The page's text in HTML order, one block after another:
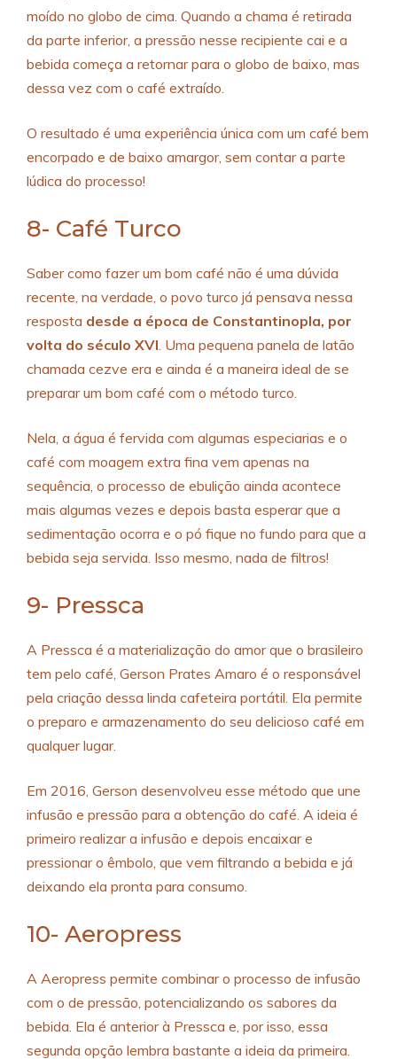
moído no globo de cima. Quando a chama é retirada
da parte inferior, a pressão nesse recipiente cai e a
bebida começa a retornar para o globo de baixo, mas
dessa vez com o café extraído.
O resultado é uma experiência única com um café bem
encorpado e de baixo amargor, sem contar a parte
lúdica do processo!
8- Café Turco
Saber como fazer um bom café não é uma dúvida
recente, na verdade, o povo turco já pensava nessa
resposta desde a época de Constantinopla, por
volta do século XVI. Uma pequena panela de latão
chamada cezve era e ainda é a maneira ideal de se
preparar um bom café com o método turco.
Nela, a água é fervida com algumas especiarias e o
café com moagem extra fina vem apenas na
sequência, o processo de ebulição ainda acontece
mais algumas vezes e depois basta esperar que a
sedimentação ocorra e o pó fique no fundo para que a
bebida seja servida. Isso mesmo, nada de filtros!
9- Pressca
A Pressca é a materialização do amor que o brasileiro
tem pelo café, Gerson Prates Amaro é o responsável
pela criação dessa linda cafeteira portátil. Ela permite
o preparo e armazenamento do seu delicioso café em
qualquer lugar.
Em 2016, Gerson desenvolveu esse método que une
infusão e pressão para a obtenção do café. A ideia é
primeiro realizar a infusão e depois encaixar e
pressionar o êmbolo, que vem filtrando a bebida e já
deixando ela pronta para consumo.
10- Aeropress
A Aeropress permite combinar o processo de infusão
com o de pressão, potencializando os sabores da
bebida. Ela é anterior à Pressca e, por isso, essa
segunda opção lembra bastante a ideia da primeira.